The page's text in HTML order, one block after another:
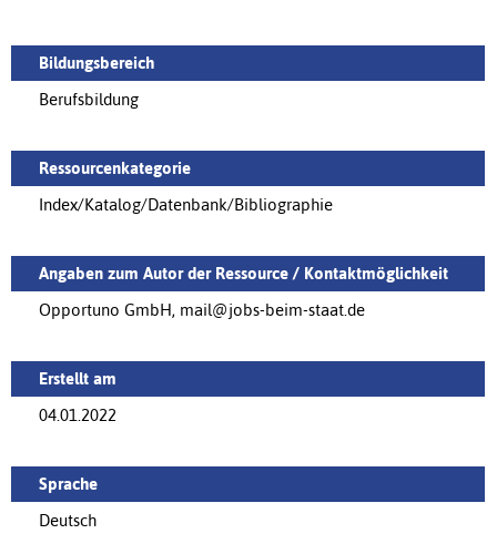
Bildungsbereich
Berufsbildung
Ressourcenkategorie
Index/Katalog/Datenbank/Bibliographie
Angaben zum Autor der Ressource / Kontaktmöglichkeit
Opportuno GmbH, mail@jobs-beim-staat.de
Erstellt am
04.01.2022
Sprache
Deutsch